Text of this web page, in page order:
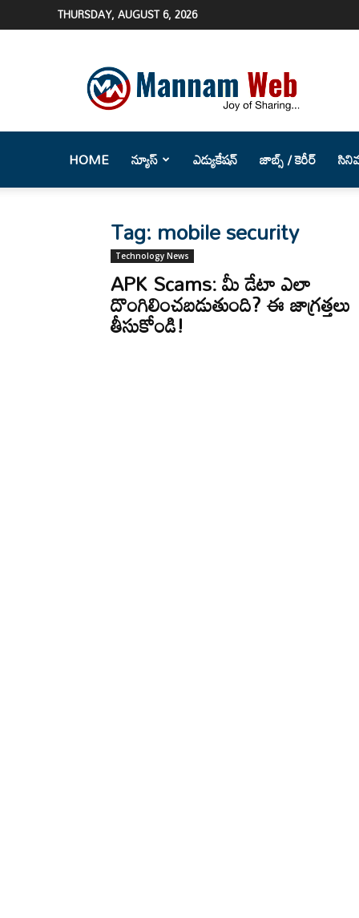
THURSDAY, AUGUST 6, 2026
Web
(మన్నం
News
HOME న్యూస్ ఎడ్యుకేషన్ జాబ్స్ / కెరీర్
Tag: mobile security
Technology News
APK Scams: మీ డేటా ఎలా
దొంగిలించబడుతుంది? ఈ జాగ్రత్తలు
తీసుకోండి!